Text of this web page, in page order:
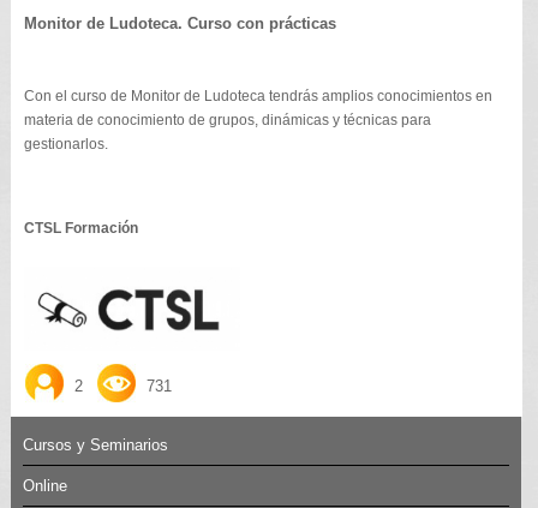
Monitor de Ludoteca. Curso con prácticas
Con el curso de Monitor de Ludoteca tendrás amplios conocimientos en
materia de conocimiento de grupos, dinámicas y técnicas para
gestionarlos.
CTSL Formación
2 731
Cursos y Seminarios
Online